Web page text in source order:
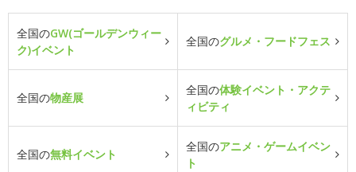
全国のGW(ゴールデンウィー
ク)イベント
全国のグルメ・フードフェス
全国の物産展
全国の体験イベント・アクテ
ィビティ
全国の無料イベント
全国のアニメ・ゲームイベン
ト